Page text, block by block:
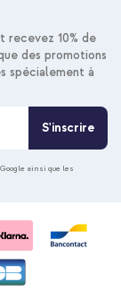
recevez 10% de
des promotions
spécialement à
S'inscrire
ainsi que les